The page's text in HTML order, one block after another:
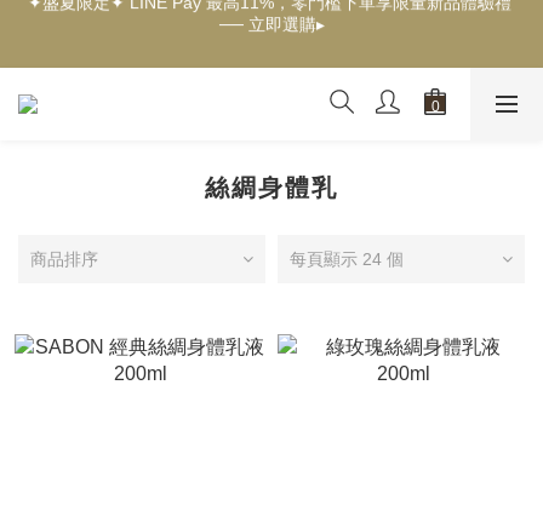
✦新客獨享✦ 首購輸入【welcome】滿$500現折$100 ── 立即選
── 立即選購▸
✦New✦ 熱帶果嶼限量系列，沉浸夏日慢旅時光 ── 立即探索▸
絲綢身體乳
商品排序 每頁顯示 24 個